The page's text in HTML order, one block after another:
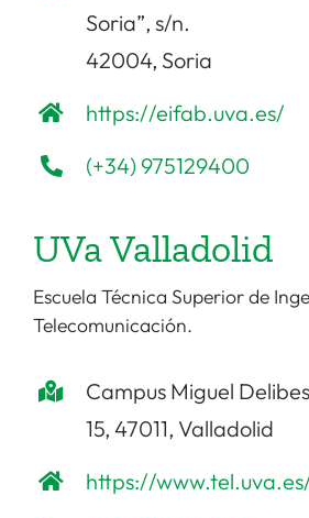
Soria”, s/n.
42004, Soria
https://eifab.uva.es/
(+34) 975129400
UVa Valladolid
Escuela Técnica Superior de
Telecomunicación.
Campus Miguel
15, 47011, Valladolid
https://